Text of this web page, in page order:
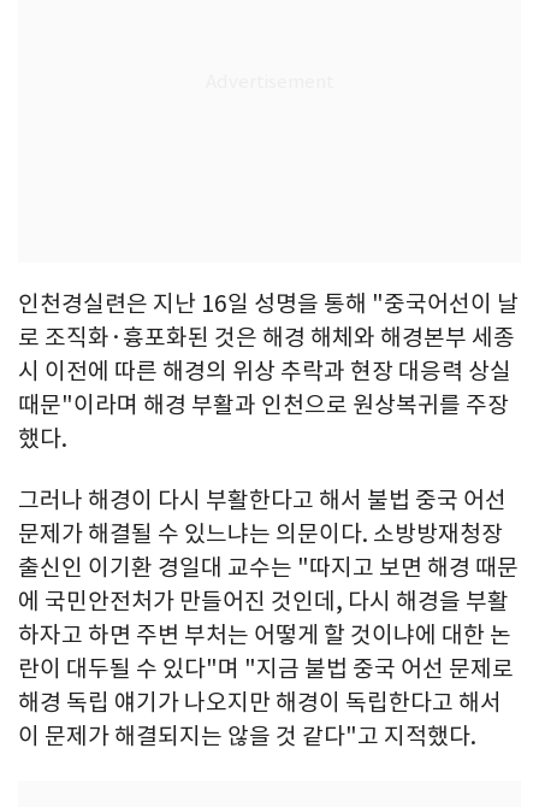
인천경실련은 지난 16일 성명을 통해 "중국어선이 날
로 조직화·흉포화된 것은 해경 해체와 해경본부 세종
시 이전에 따른 해경의 위상 추락과 현장 대응력 상실
때문"이라며 해경 부활과 인천으로 원상복귀를 주장
했다.
그러나 해경이 다시 부활한다고 해서 불법 중국 어선
문제가 해결될 수 있느냐는 의문이다. 소방방재청장
출신인 이기환 경일대 교수는 "따지고 보면 해경 때문
에 국민안전처가 만들어진 것인데, 다시 해경을 부활
하자고 하면 주변 부처는 어떻게 할 것이냐에 대한 논
란이 대두될 수 있다"며 "지금 불법 중국 어선 문제로
해경 독립 얘기가 나오지만 해경이 독립한다고 해서
이 문제가 해결되지는 않을 것 같다"고 지적했다.